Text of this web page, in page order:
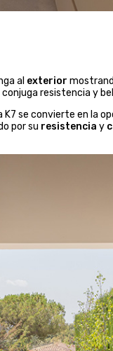
al exterior
resistencia y
se convierte en la
por su resistencia y